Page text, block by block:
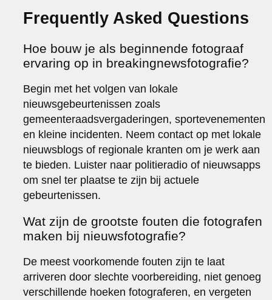
Frequently Asked Questions
Hoe bouw je als beginnende fotograaf
ervaring op in breakingnewsfotografie?
Begin met het volgen van lokale
nieuwsgebeurtenissen zoals
gemeenteraadsvergaderingen, sportevenementen
en kleine incidenten. Neem contact op met lokale
nieuwsblogs of regionale kranten om je werk aan
te bieden. Luister naar politieradio of nieuwsapps
om snel ter plaatse te zijn bij actuele
gebeurtenissen.
Wat zijn de grootste fouten die fotografen
maken bij nieuwsfotografie?
De meest voorkomende fouten zijn te laat
arriveren door slechte voorbereiding, niet genoeg
verschillende hoeken fotograferen, en vergeten